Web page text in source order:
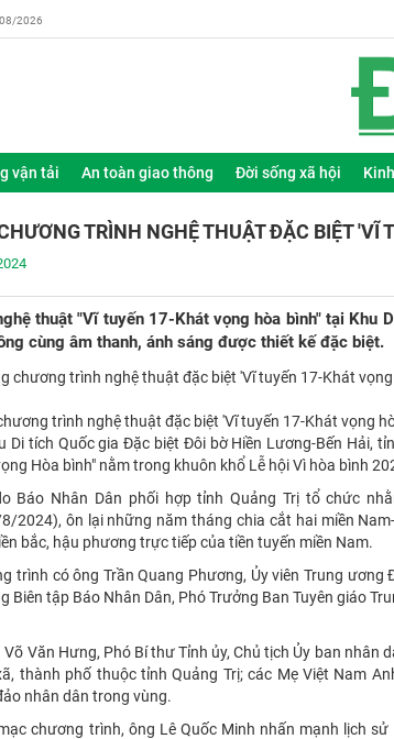
2026
vận tải An toàn giao thông Đời sống xã hội
TRÌNH NGHỆ THUẬT ĐẶC BIỆT 'VĨ
thuật "Vĩ tuyến 17-Khát vọng hòa bình" tại
cùng âm thanh, ánh sáng được thiết kế đặc biệt.
trình nghệ thuật đặc biệt 'Vĩ tuyến 17-Khát vọng
Di tích Quốc gia Đặc biệt Đôi bờ Hiền Lương-Bến Hải,
Hòa bình" nằm trong khuôn khổ Lễ hội Vì hòa bình
Báo Nhân Dân phối hợp tỉnh Quảng Trị tổ chức
2024), ôn lại những năm tháng chia cắt hai miền
bắc, hậu phương trực tiếp của tiền tuyến miền Nam.
trình có ông Trần Quang Phương, Ủy viên Trung ương
Biên tập Báo Nhân Dân, Phó Trưởng Ban Tuyên giáo
Văn Hưng, Phó Bí thư Tỉnh ủy, Chủ tịch Ủy ban nhân
thành phố thuộc tỉnh Quảng Trị; các Mẹ Việt Nam
nhân dân trong vùng.
chương trình, ông Lê Quốc Minh nhấn mạnh lịch